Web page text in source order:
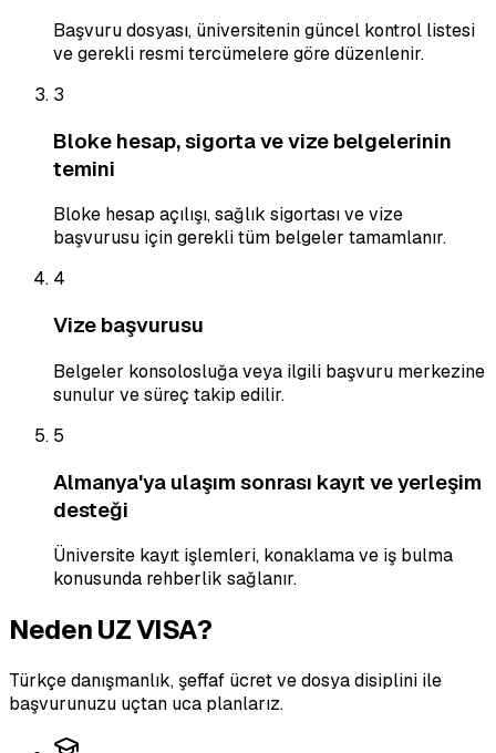
Başvuru dosyası, üniversitenin güncel kontrol listesi
ve gerekli resmi tercümelere göre düzenlenir.
3
Bloke hesap, sigorta ve vize belgelerinin
temini
Bloke hesap açılışı, sağlık sigortası ve vize
başvurusu için gerekli tüm belgeler tamamlanır.
4
Vize başvurusu
Belgeler konsolosluğa veya ilgili başvuru merkezine
sunulur ve süreç takip edilir.
5
Almanya'ya ulaşım sonrası kayıt ve yerleşim
desteği
Üniversite kayıt işlemleri, konaklama ve iş bulma
konusunda rehberlik sağlanır.
Neden UZ VISA?
Türkçe danışmanlık, şeffaf ücret ve dosya disiplini ile
başvurunuzu uçtan uca planlarız.